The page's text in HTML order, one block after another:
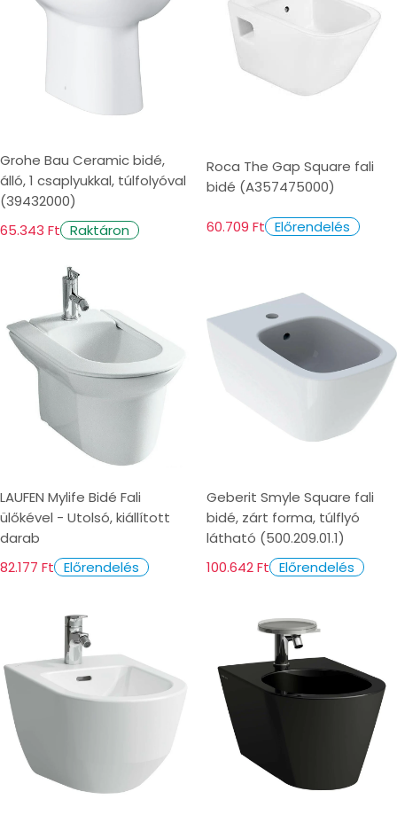
Grohe Bau Ceramic bidé,
álló, 1 csaplyukkal, túlfolyóval
(39432000)
65.343 Ft Raktáron
Roca The Gap Square fali
bidé (A357475000)
60.709 Ft Előrendelés
LAUFEN Mylife Bidé Fali
ülőkével - Utolsó, kiállított
darab
82.177 Ft Előrendelés
Geberit Smyle Square fali
bidé, zárt forma, túlflyó
látható (500.209.01.1)
100.642 Ft Előrendelés